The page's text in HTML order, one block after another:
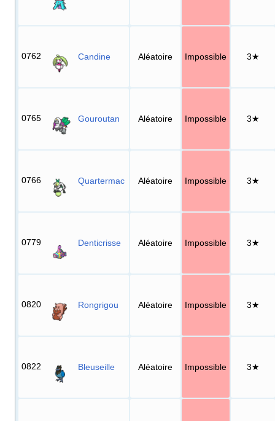
0762 Candine Aléatoire Impossible 3★
0765 Gouroutan Aléatoire Impossible 3★
0766 Quartermac Aléatoire Impossible 3★
0779 Denticrisse Aléatoire Impossible 3★
0820 Rongrigou Aléatoire Impossible 3★
0822 Bleuseille Aléatoire Impossible 3★